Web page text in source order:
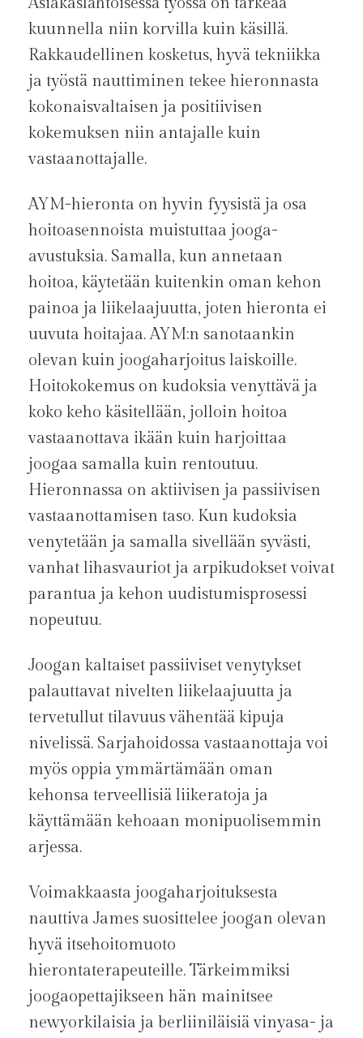
kuunnella niin korvilla kuin käsillä.
Rakkaudellinen kosketus, hyvä tekniikka
ja työstä nauttiminen tekee hieronnasta
kokonaisvaltaisen ja positiivisen
kokemuksen niin antajalle kuin
vastaanottajalle.
AYM-hieronta on hyvin fyysistä ja osa
hoitoasennoista muistuttaa jooga-
avustuksia. Samalla, kun annetaan
hoitoa, käytetään kuitenkin oman kehon
painoa ja liikelaajuutta, joten hieronta ei
uuvuta hoitajaa. AYM:n sanotaankin
olevan kuin joogaharjoitus laiskoille.
Hoitokokemus on kudoksia venyttävä ja
koko keho käsitellään, jolloin hoitoa
vastaanottava ikään kuin harjoittaa
joogaa samalla kuin rentoutuu.
Hieronnassa on aktiivisen ja passiivisen
vastaanottamisen taso. Kun kudoksia
venytetään ja samalla sivellään syvästi,
vanhat lihasvauriot ja arpikudokset voivat
parantua ja kehon uudistumisprosessi
nopeutuu.
Joogan kaltaiset passiiviset venytykset
palauttavat nivelten liikelaajuutta ja
tervetullut tilavuus vähentää kipuja
nivelissä. Sarjahoidossa vastaanottaja voi
myös oppia ymmärtämään oman
kehonsa terveellisiä liikeratoja ja
käyttämään kehoaan monipuolisemmin
arjessa.
Voimakkaasta joogaharjoituksesta
nauttiva James suosittelee joogan olevan
hyvä itsehoitomuoto
hierontaterapeuteille. Tärkeimmiksi
joogaopettajikseen hän mainitsee
newyorkilaisia ja berliiniläisiä vinyasa- ja